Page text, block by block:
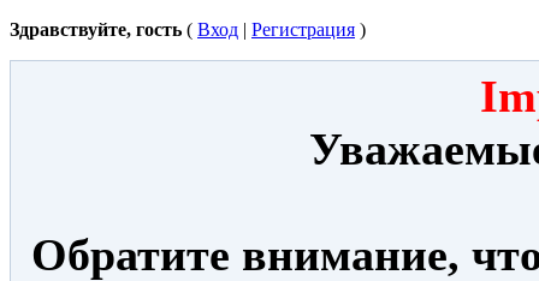
Здравствуйте, гость ( Вход | Регистрация )
Обратите внимание,